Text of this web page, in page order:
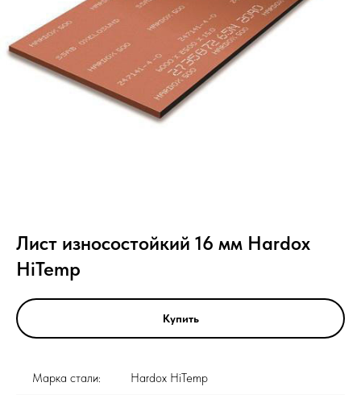
Лист износостойкий 16 мм Hardox
HiTemp
Купить
Марка стали: Hardox HiTemp